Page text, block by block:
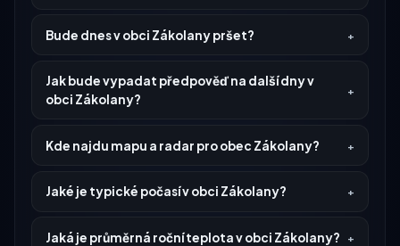
Bude dnes v obci Zákolany pršet?
Jak bude vypadat předpověď na další dny v
obci Zákolany?
Kde najdu mapu a radar pro obec Zákolany?
Jaké je typické počasí v obci Zákolany?
Jaká je průměrná roční teplota v obci Zákolany?